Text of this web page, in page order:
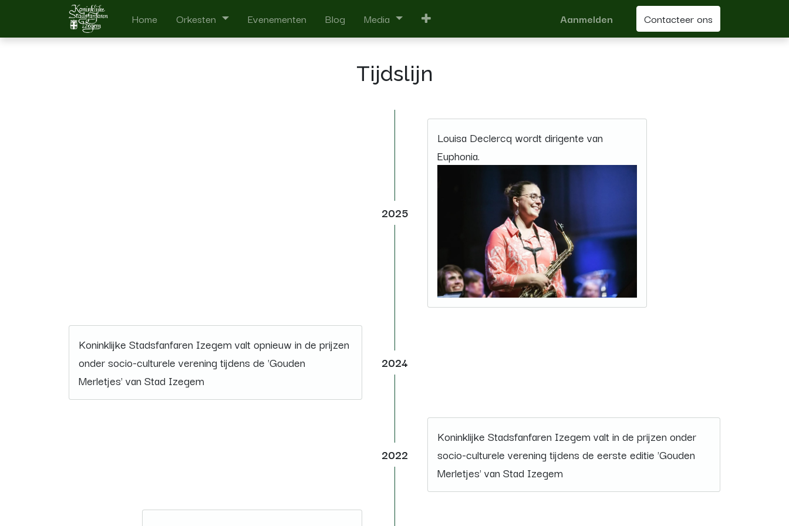
Home Orkesten Evenementen Blog Media Aanmelden Contacteer ons
Tijdslijn​
2025
Louisa Declercq wordt dirigente van
Euphonia.
2024
Koninklijke Stadsfanfaren Izegem valt opnieuw in de prijzen
onder socio-culturele verening tijdens de 'Gouden
Merletjes' van Stad Izegem
2022
Koninklijke Stadsfanfaren Izegem valt in de prijzen onder
socio-culturele verening tijdens de eerste editie 'Gouden
Merletjes' van Stad Izegem